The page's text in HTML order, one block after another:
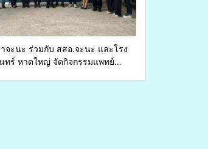
จะนะ ร่วมกับ สสอ.จะนะ และโรง
ทร์ หาดใหญ่ จัดกิจกรรมแพทย์